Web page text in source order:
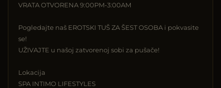
VRATA OTVORENA 9:00PM-3:00AM
Pogledajte naš EROTSKI TUŠ ZA ŠEST OSOBA i pokvasite
se!
UŽIVAJTE u našoj zatvorenoj sobi za pušače!
Lokacija
SPA INTIMO LIFESTYLES